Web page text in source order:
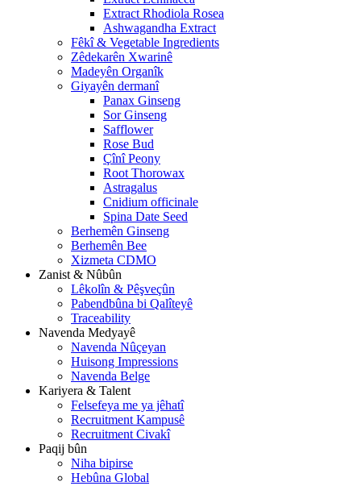
Extract Rhodiola Rosea
Ashwagandha Extract
Fêkî & Vegetable Ingredients
Zêdekarên Xwarinê
Madeyên Organîk
Giyayên dermanî
Panax Ginseng
Sor Ginseng
Safflower
Rose Bud
Çînî Peony
Root Thorowax
Astragalus
Cnidium officinale
Spina Date Seed
Berhemên Ginseng
Berhemên Bee
Xizmeta CDMO
Zanist & Nûbûn
Lêkolîn & Pêşveçûn
Pabendbûna bi Qalîteyê
Traceability
Navenda Medyayê
Navenda Nûçeyan
Huisong Impressions
Navenda Belge
Kariyera & Talent
Felsefeya me ya jêhatî
Recruitment Kampusê
Recruitment Civakî
Paqij bûn
Niha bipirse
Hebûna Global